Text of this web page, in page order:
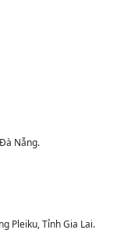
Nẵng.
Pleiku, Tỉnh Gia Lai.